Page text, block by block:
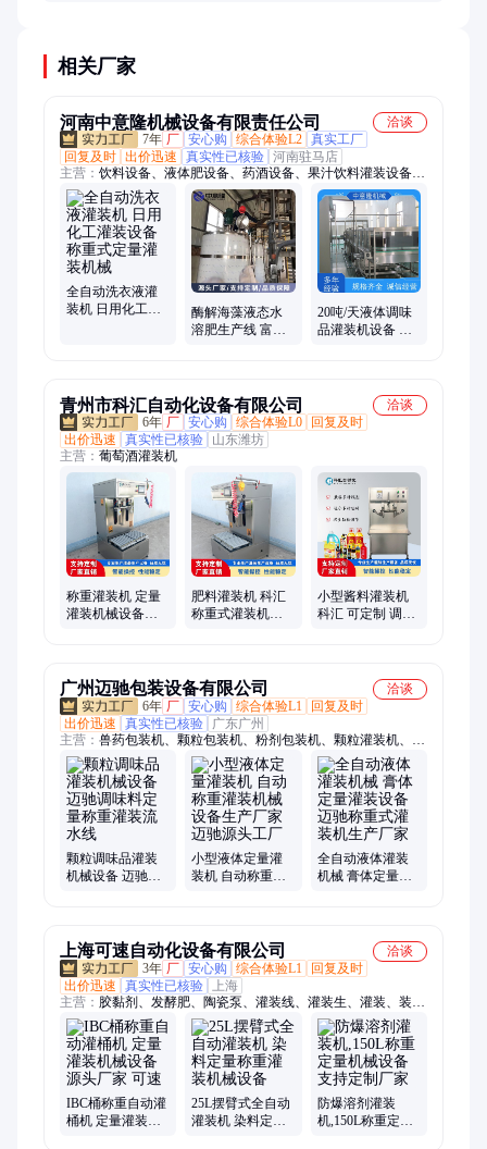
相关厂家
河南中意隆机械设备有限责任公司
洽谈
7年 厂 安心购 综合体验L2 真实工厂
回复及时 出价迅速 真实性已核验 河南驻马店
主营： 饮料设备、液体肥设备、药酒设备、果汁饮料灌装设备、
灌装机、饮料生产线、桶装水设备、日化设备生产线、瓶装矿泉
水生产线、碳酸饮料生产线、果酒加工设备、果醋加工设备、全
自动装箱机、苏打水生产线、秋梨膏加工设备、发酵罐、液体水
溶肥生产线、饮料调配设备、八宝粥设备、酱油醋生产设备、酵
素生产设备、植物蛋白饮料生产线、药酒保健酒生产线、番茄酱
加工设备、酿酒设备
全自动洗衣液灌
装机 日用化工灌
酶解海藻液态水
溶肥生产线 富含
20吨/天液体调味
品灌装机设备 成
青州市科汇自动化设备有限公司
洽谈
6年 厂 安心购 综合体验L0
回复及时
出价迅速
真实性已核验
山东潍坊
主营： 葡萄酒灌装机
称重灌装机 定量
灌装机械设备
肥料灌装机 科汇
称重式灌装机械
小型酱料灌装机
科汇 可定制 调味
广州迈驰包装设备有限公司
洽谈
6年 厂 安心购 综合体验L1
回复及时
出价迅速
真实性已核验
广东广州
主营： 兽药包装机、颗粒包装机、粉剂包装机、颗粒灌装机、液
体灌装机，、粉剂灌装机、液体包装机、多列包装机、二维码采
集系统、全自动包装流水线
颗粒调味品灌装
机械设备 迈驰调
小型液体定量灌
装机 自动称重灌
全自动液体灌装
机械 膏体定量灌
上海可速自动化设备有限公司
洽谈
3年 厂 安心购 综合体验L1
回复及时
出价迅速
真实性已核验
上海
主营： 胶黏剂、发酵肥、陶瓷泵、灌装线、灌装生、灌装、装机
灌、压盖机、包装机、辣椒酱、输送线、清洗剂、香菇酱、分装
线、尿素液、装桶机、调味品、包装秤、包装线、打包机、分袋
机、分装机、水果酱、输送机、吨包秤
IBC桶称重自动灌
桶机 定量灌装机
25L摆臂式全自动
灌装机 染料定量
防爆溶剂灌装
机,150L称重定量